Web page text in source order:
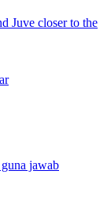
Juve closer to the
jawab